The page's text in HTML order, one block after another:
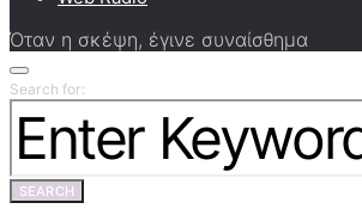
Όταν η σκέψη, έγινε συναίσθημα
Search for:
SEARCH